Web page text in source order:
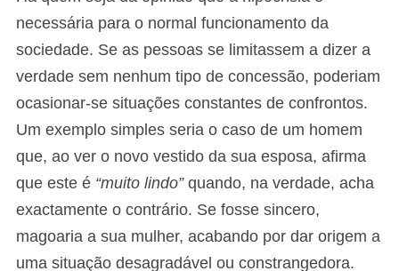
necessária para o normal funcionamento da
sociedade. Se as pessoas se limitassem a dizer a
verdade sem nenhum tipo de concessão, poderiam
ocasionar-se situações constantes de confrontos.
Um exemplo simples seria o caso de um homem
que, ao ver o novo vestido da sua esposa, afirma
que este é “muito lindo”quando, na verdade, acha
exactamente o contrário. Se fosse sincero,
magoaria a sua mulher, acabando por dar origem a
uma situação desagradável ou constrangedora.